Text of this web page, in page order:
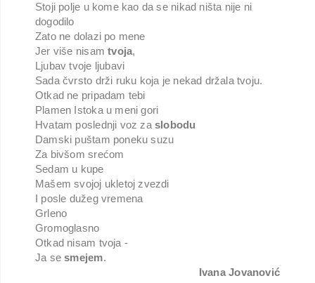
Stoji polje u kome kao da se nikad ništa nije ni
dogodilo
Zato ne dolazi po mene
Jer više nisamtvoja,
Ljubav tvoje ljubavi
Sada čvrsto drži ruku koja je nekad držala tvoju.
Otkad ne pripadam tebi
Plamen Istoka u meni gori
Hvatam poslednji voz zaslobodu
Damski puštam poneku suzu
Za bivšom srećom
Sedam u kupe
Mašem svojoj ukletoj zvezdi
I posle dužeg vremena
Grleno
Gromoglasno
Otkad nisam tvoja -
Ja sesmejem.
Ivana Jovanović